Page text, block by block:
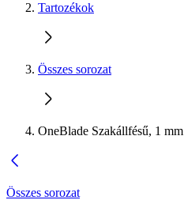
Tartozékok
Összes sorozat
OneBlade Szakállfésű, 1 mm
Összes sorozat